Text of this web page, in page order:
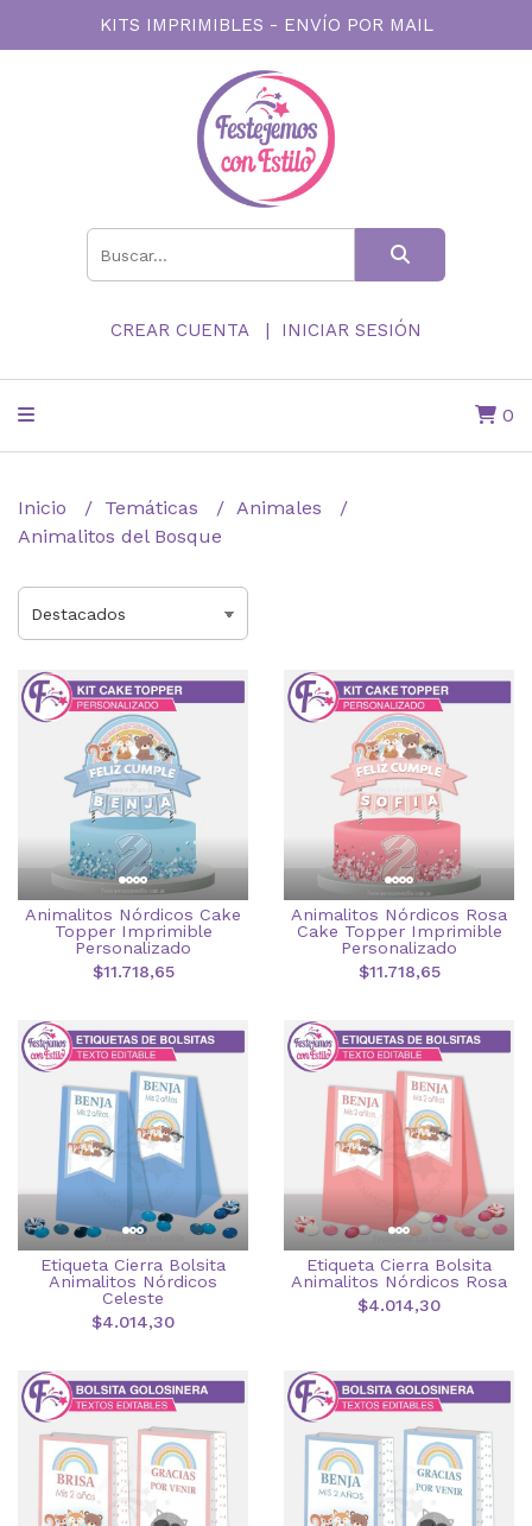
KITS IMPRIMIBLES - ENVÍO POR MAIL
CREAR CUENTA INICIAR SESIÓN
0
Inicio Temáticas
Animales
Animalitos del Bosque
Animalitos Nórdicos Cake
Topper Imprimible
Personalizado
$11.718,65
Animalitos Nórdicos Rosa
Cake Topper Imprimible
Personalizado
$11.718,65
Etiqueta Cierra Bolsita
Animalitos Nórdicos
Celeste
$4.014,30
Etiqueta Cierra Bolsita
Animalitos Nórdicos Rosa
$4.014,30